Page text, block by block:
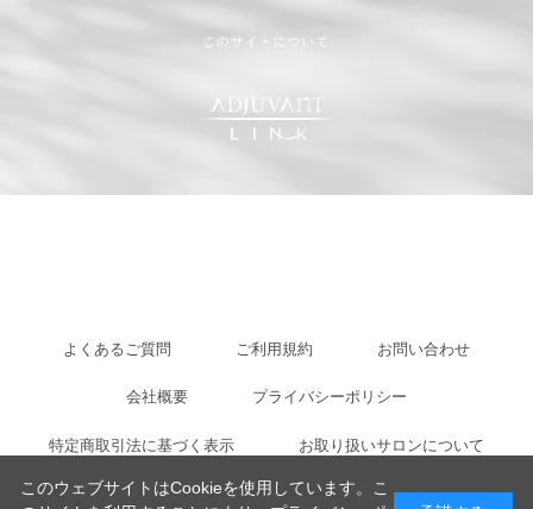
よくあるご質問 ご利用規約 お問い合わせ
会社概要 プライバシーポリシー
特定商取引法に基づく表示 お取り扱いサロンについて
このウェブサイトはCookieを使用しています。こ